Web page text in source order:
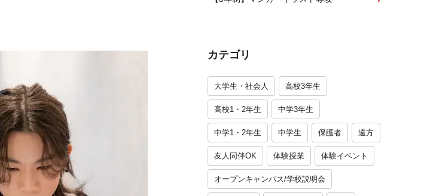
カテゴリ
大学生・社会人 高校3年生
高校1・2年生 中学3年生
中学1・2年生 中学生 保護者 遠方
友人同伴OK 体験授業 体験イベント
オープンキャンパス/学校説明会